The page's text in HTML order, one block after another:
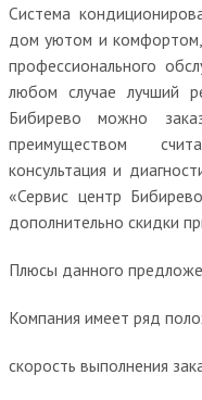
Система
дом уютом и
профессионального
любом случае лучший
Бибирево можно
преимуществом
консультация и
«Сервис центр
дополнительно скидки
Плюсы данного
Компания имеет ряд
скорость выполнения